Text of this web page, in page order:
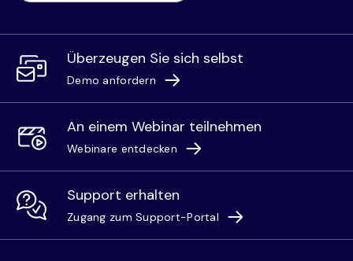
Überzeugen Sie sich selbst
Demo anfordern
An einem Webinar teilnehmen
Webinare entdecken
Support erhalten
Zugang zum Support-Portal